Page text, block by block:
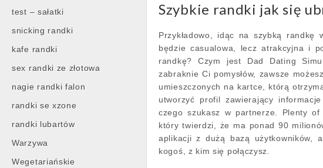
test – sałatki
snicking randki
kafe randki
sex randki ze złotowa
nagie randki falon
randki se xzone
randki lubartów
Warzywa
Wegetariańskie
Szybkie randki jak się
Przykładowo, idąc na szybką randkę
będzie casualowa, lecz atrakcyjna i
randkę? Czym jest Dad Dating
zabraknie Ci pomysłów, zawsze
umieszczonych na kartce, którą
utworzyć profil zawierający
czego szukasz w partnerze. Plenty
który twierdzi, że ma ponad 90
aplikacji z dużą bazą użytkowników,
kogoś, z kim się połączysz.